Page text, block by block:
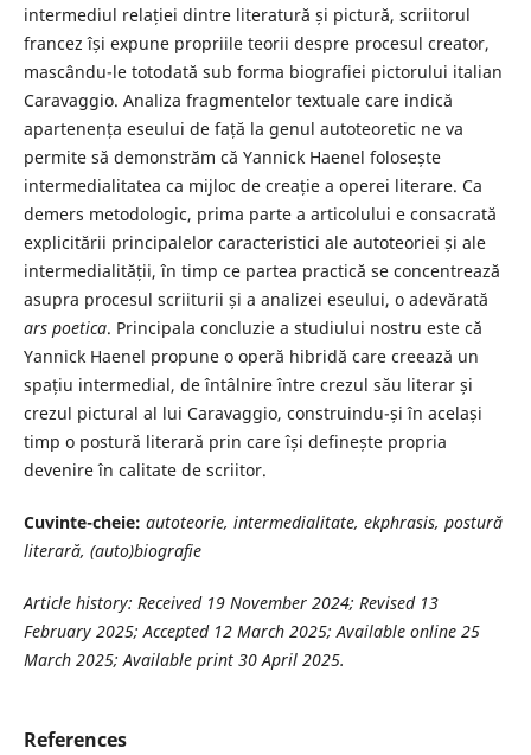
intermediul relației dintre literatură și pictură, scriitorul
francez își expune propriile teorii despre procesul creator,
mascându-le totodată sub forma biografiei pictorului italian
Caravaggio. Analiza fragmentelor textuale care indică
apartenența eseului de față la genul autoteoretic ne va
permite să demonstrăm că Yannick Haenel folosește
intermedialitatea ca mijloc de creație a operei literare. Ca
demers metodologic, prima parte a articolului e consacrată
explicitării principalelor caracteristici ale autoteoriei și ale
intermedialității, în timp ce partea practică se concentrează
asupra procesul scriiturii și a analizei eseului, o adevărată
ars poetica. Principala concluzie a studiului nostru este că
Yannick Haenel propune o operă hibridă care creează un
spațiu intermedial, de întâlnire între crezul său literar și
crezul pictural al lui Caravaggio, construindu-și în același
timp o postură literară prin care își definește propria
devenire în calitate de scriitor.
Cuvinte-cheie: autoteorie, intermedialitate, ekphrasis, postură
literară, (auto)biografie
Article history: Received 19 November 2024; Revised 13
February 2025; Accepted 12 March 2025; Available online 25
March 2025; Available print 30 April 2025.
References